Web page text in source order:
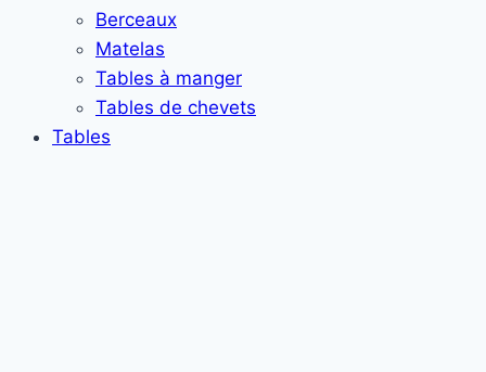
Berceaux
Matelas
Tables à manger
Tables de chevets
Tables